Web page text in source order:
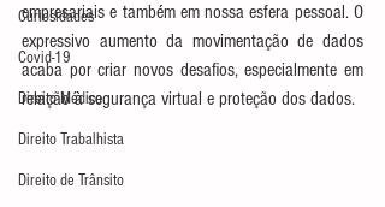
Curiosidades
Covid-19
Direito Médico
Direito Trabalhista
Direito de Trânsito
empresariais e também em nossa esfera pessoal. O
expressivo aumento da movimentação de dados
acaba por criar novos desafios, especialmente em
relação à segurança virtual e proteção dos dados.